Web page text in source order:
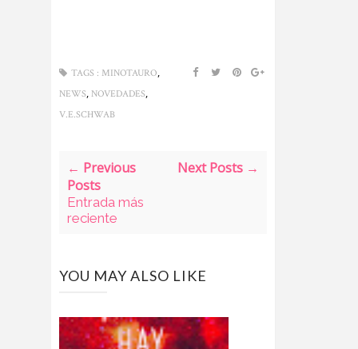
TAGS : MINOTAURO,
NEWS, NOVEDADES,
V.E.SCHWAB
← Previous
Posts
Entrada más
reciente
Next Posts →
YOU MAY ALSO LIKE